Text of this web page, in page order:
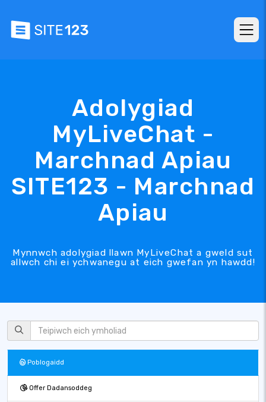
Adolygiad
MyLiveChat -
Marchnad Apiau
SITE123 - Marchnad
Apiau
Mynnwch adolygiad llawn MyLiveChat a gweld sut
allwch chi ei ychwanegu at eich gwefan yn hawdd!
Poblogaidd
Offer Dadansoddeg